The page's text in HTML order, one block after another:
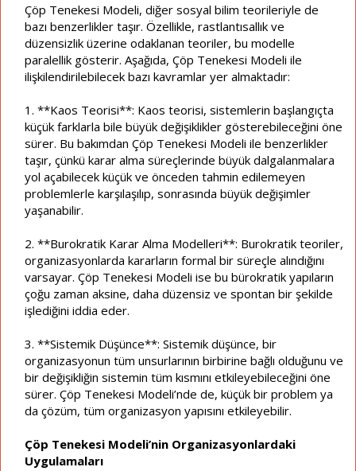
Çöp Tenekesi Modeli, diğer sosyal bilim teorileriyle de
bazı benzerlikler taşır. Özellikle, rastlantısallık ve
düzensizlik üzerine odaklanan teoriler, bu modelle
paralellik gösterir. Aşağıda, Çöp Tenekesi Modeli ile
ilişkilendirilebilecek bazı kavramlar yer almaktadır:
1. **Kaos Teorisi**: Kaos teorisi, sistemlerin başlangıçta
küçük farklarla bile büyük değişiklikler gösterebileceğini öne
sürer. Bu bakımdan Çöp Tenekesi Modeli ile benzerlikler
taşır, çünkü karar alma süreçlerinde büyük dalgalanmalara
yol açabilecek küçük ve önceden tahmin edilemeyen
problemlerle karşılaşılıp, sonrasında büyük değişimler
yaşanabilir.
2. **Burokratik Karar Alma Modelleri**: Burokratik teoriler,
organizasyonlarda kararların formal bir süreçle alındığını
varsayar. Çöp Tenekesi Modeli ise bu bürokratik yapıların
çoğu zaman aksine, daha düzensiz ve spontan bir şekilde
işlediğini iddia eder.
3. **Sistemik Düşünce**: Sistemik düşünce, bir
organizasyonun tüm unsurlarının birbirine bağlı olduğunu ve
bir değişikliğin sistemin tüm kısmını etkileyebileceğini öne
sürer. Çöp Tenekesi Modeli’nde de, küçük bir problem ya
da çözüm, tüm organizasyon yapısını etkileyebilir.
Çöp Tenekesi Modeli’nin Organizasyonlardaki
Uygulamaları